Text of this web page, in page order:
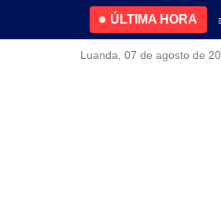
ÚLTIMA HORA
4.2% no primeiro trimestreNova linha
Luanda, 07 de agosto de